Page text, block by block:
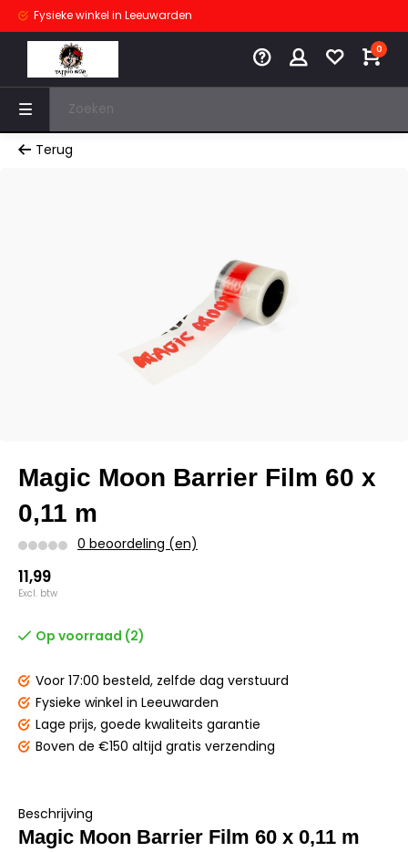
Fysieke winkel in Leeuwarden
0
Terug
Magic Moon Barrier Film 60 x
0,11 m
0 beoordeling (en)
11,99
Excl. btw
Op voorraad (2)
Voor 17:00 besteld, zelfde dag verstuurd
Fysieke winkel in Leeuwarden
Lage prijs, goede kwaliteits garantie
Boven de €150 altijd gratis verzending
Beschrijving
Magic Moon Barrier Film 60 x 0,11 m